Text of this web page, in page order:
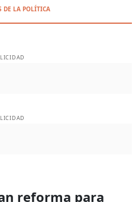
DE LA POLÍTICA
reforma para